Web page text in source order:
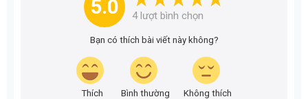
5.0 4lượt bình chọn
Bạn có thích bài viết này không?
Thích Bình thường Không thích